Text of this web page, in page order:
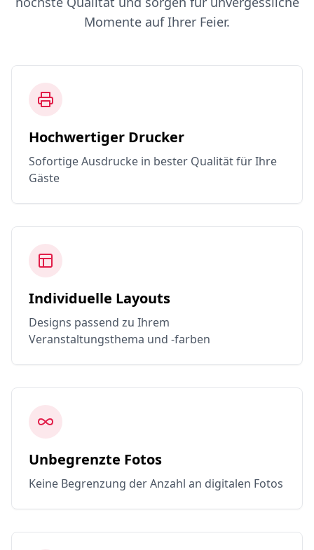
Momente auf Ihrer Feier.
Hochwertiger Drucker
Sofortige Ausdrucke in bester Qualität für Ihre
Gäste
Individuelle Layouts
Designs passend zu Ihrem
Veranstaltungsthema und -farben
Unbegrenzte Fotos
Keine Begrenzung der Anzahl an digitalen Fotos